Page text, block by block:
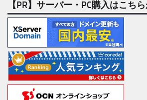
【PR】サーバー・PC購入はこち